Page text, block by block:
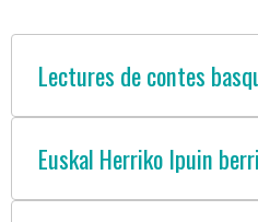
Lectures de contes
Euskal Herriko Ipuin